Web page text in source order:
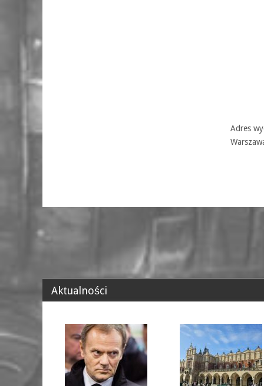
Adres
Aktualności